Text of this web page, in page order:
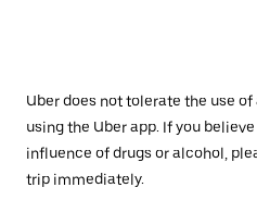
Uber does not tolerate the use
using the Uber app. If you
influence of drugs or alcohol,
trip immediately.